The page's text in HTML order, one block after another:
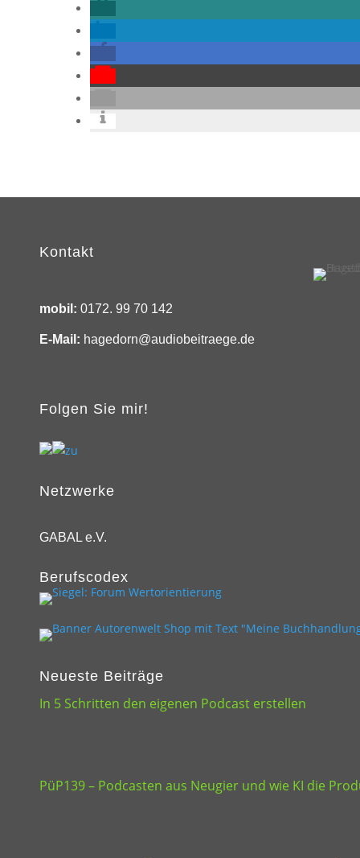
Kontakt
mobil: 0172. 99 70 142
E-Mail: hagedorn@audiobeitraege.de
Folgen Sie mir!
Netzwerke
GABAL e.V.
Berufscodex
Neueste Beiträge
In 5 Schritten den eigenen Podcast erstellen
PüP139 – Podcasten aus Neugier und wie KI die